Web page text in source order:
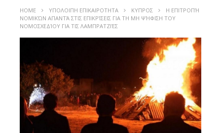
HOME ΥΠΟΛΟΙΠΗ ΕΠΙΚΑΙΡΟΤΗΤΑ ΚΥΠΡΟΣ
Η ΕΠΙΤΡΟΠΉ
ΝΟΜΙΚΏΝ ΑΠΑΝΤΆ ΣΤΙΣ ΕΠΙΚΡΊΣΕΙΣ ΓΙΑ ΤΗ ΜΗ ΨΉΦΙΣΗ ΤΟΥ
ΝΟΜΟΣΧΕΔΊΟΥ ΓΙΑ ΤΙΣ ΛΑΜΠΡΑΤΖΙΈΣ